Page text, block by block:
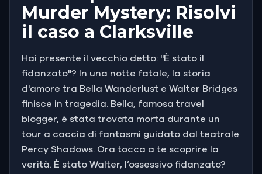
Murder Mystery: Risolvi
il caso a Clarksville
Hai presente il vecchio detto: "È stato il
fidanzato"? In una notte fatale, la storia
d'amore tra Bella Wanderlust e Walter Bridges
finisce in tragedia. Bella, famosa travel
blogger, è stata trovata morta durante un
tour a caccia di fantasmi guidato dal teatrale
Percy Shadows. Ora tocca a te scoprire la
verità. È stato Walter, l’ossessivo fidanzato?